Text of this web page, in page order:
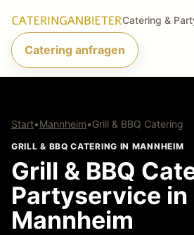
Catering anfragen
Start•Mannheim•Grill & BBQ Catering
GRILL & BBQ CATERING IN MANNHEIM
Grill & BBQ
Partyservice in
Mannheim